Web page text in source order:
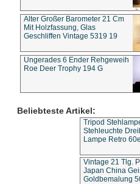
Alter Großer Barometer 21 Cm
Mit Holzfassung, Glas
Geschliffen Vintage 5319 19
Ungerades 6 Ender Rehgeweih
Roe Deer Trophy 194 G
Beliebteste Artikel:
Tripod
Stehleuchte
Lampe Retro
Vintage 21 Tlg.
Japan China
Goldbemalung